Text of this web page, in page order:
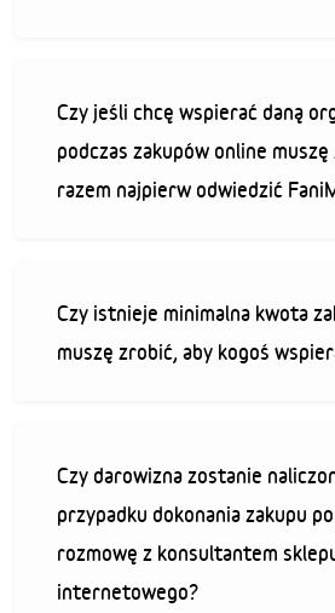
Czy jeśli chcę wspierać daną
podczas zakupów online muszę
razem najpierw odwiedzić
Czy istnieje minimalna kwota
muszę zrobić, aby kogoś
Czy darowizna zostanie
przypadku dokonania zakupu
rozmowę z konsultantem
internetowego?